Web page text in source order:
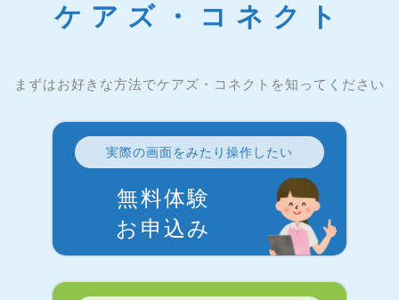
ケアズ・コネクト
まずはお好きな方法でケアズ・コネクトを知ってください
実際の画面をみたり操作したい
無料体験
お申込み